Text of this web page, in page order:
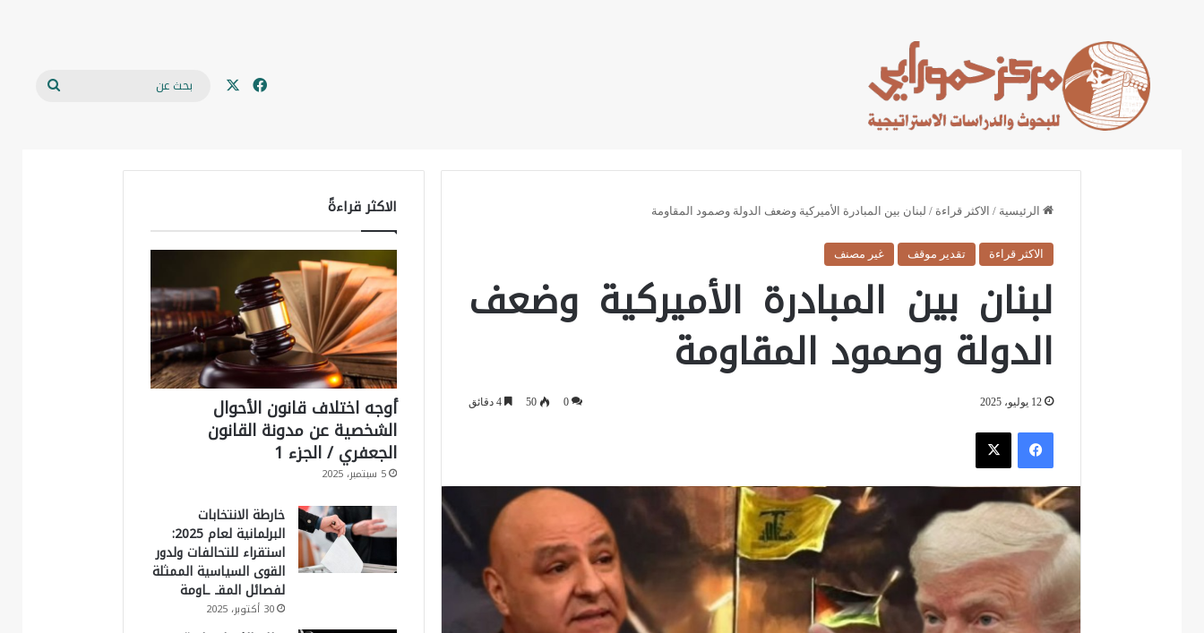
فيسبوك
Home تحليلات و آراء تقدير موقف
الرئيسية / الاكثر قراءة / لبنان بين المبادرة الأميركية وضعف الدولة وصمود المقاومة
الاكثر قراءة تقدير موقف غير مصنف
لبنان بين المبادرة الأميركية وضعف
الدولة وصمود المقاومة
12 يوليو، 2025 0
50 4 دقائق
فيسبوك
الاكثر قراءةً
أوجه اختلاف قانون الأحوال
الشخصية عن مدونة القانون
الجعفري / الجزء 1
5 سبتمبر، 2025
خارطة الانتخابات
البرلمانية لعام 2025:
استقراء للتحالفات ولدور
القوى السياسية الممثلة
لفصائل المقـ ـاومة
30 أكتوبر، 2025